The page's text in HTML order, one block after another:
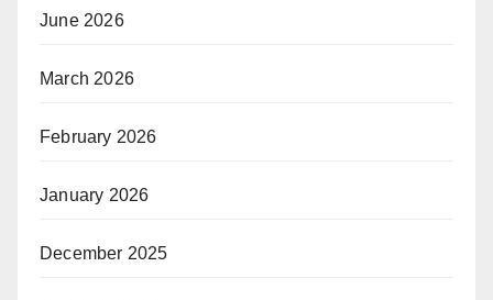
June 2026
March 2026
February 2026
January 2026
December 2025